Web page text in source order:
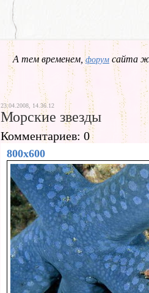
А тем временем,форум сайта
23.04.2008, 14.36.12
Морские звезды
Комментариев: 0
800x600